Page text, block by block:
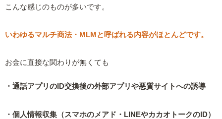
こんな感じのものが多いです。
いわゆるマルチ商法・MLMと呼ばれる内容がほとんどです。
お金に直接な関わりが無くても
・通話アプリのID交換後の外部アプリや悪質サイトへの誘導
・個人情報収集（スマホのメアド・LINEやカカオトークのID）